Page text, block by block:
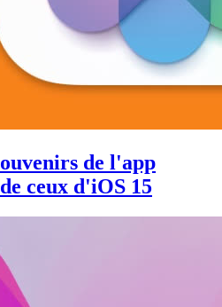
de l'app
ceux d'iOS 15